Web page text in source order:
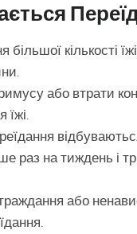
кількості
або втрати
їжі.
раз на тиждень і
або